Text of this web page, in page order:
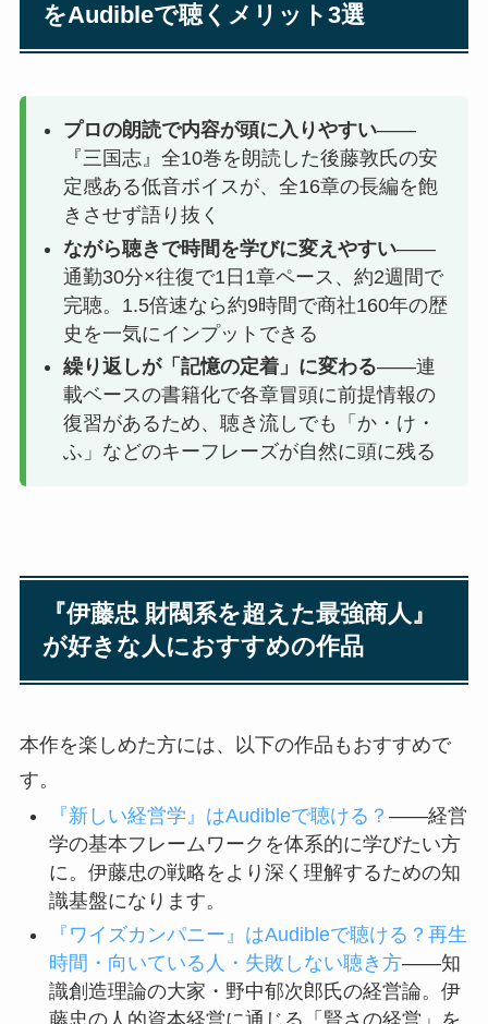
をAudibleで聴くメリット3選
プロの朗読で内容が頭に入りやすい——
『三国志』全10巻を朗読した後藤敦氏の安
定感ある低音ボイスが、全16章の長編を飽
きさせず語り抜く
ながら聴きで時間を学びに変えやすい——
通勤30分×往復で1日1章ペース、約2週間で
完聴。1.5倍速なら約9時間で商社160年の歴
史を一気にインプットできる
繰り返しが「記憶の定着」に変わる——連
載ベースの書籍化で各章冒頭に前提情報の
復習があるため、聴き流しでも「か・け・
ふ」などのキーフレーズが自然に頭に残る
『伊藤忠 財閥系を超えた最強商人』
が好きな人におすすめの作品
本作を楽しめた方には、以下の作品もおすすめで
す。
『新しい経営学』はAudibleで聴ける？ ——経営
学の基本フレームワークを体系的に学びたい方
に。伊藤忠の戦略をより深く理解するための知
識基盤になります。
『ワイズカンパニー』はAudibleで聴ける？再生
時間・向いている人・失敗しない聴き方——知
識創造理論の大家・野中郁次郎氏の経営論。伊
藤忠の人的資本経営に通じる「賢さの経営」を